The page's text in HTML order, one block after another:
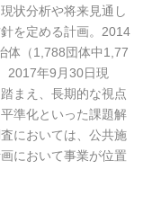
状分析や将来見通し
を定める計画。2014
体（1,788団体中1,77
2017年9月30日現
まえ、長期的な視点
準化といった課題解
においては、公共施
において事業が位置